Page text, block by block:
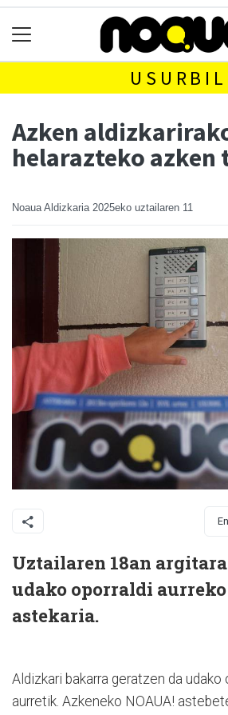
USURBIL
Azken
helarazteko azken
Noaua Aldizkaria 2025eko uztailaren 11
Uztailaren 18an
udako oporraldi
astekaria.
Aldizkari bakarra geratzen da udako
aurretik. Azkeneko NOAUA!